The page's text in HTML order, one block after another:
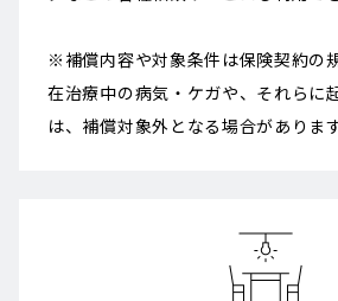
※補償内容や対象条件は保険契約の
在治療中の病気・ケガや、それらに
は、補償対象外となる場合があります